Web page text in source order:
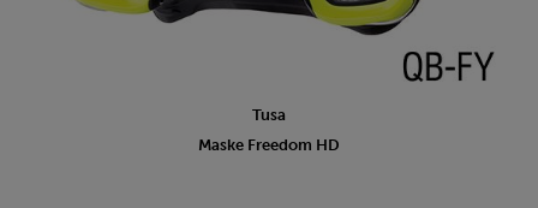
Tusa
Maske Freedom HD